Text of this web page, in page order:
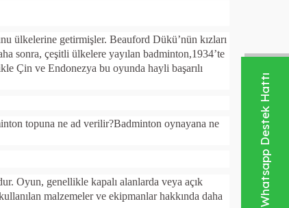
Whatsapp Destek Hattı
ülkelerine getirmişler. Beauford Dükü’nün kızları
sonra, çeşitli ülkelere yayılan badminton,1934’te
Çin ve Endonezya bu oyunda hayli başarılı
topuna ne ad verilir?Badminton oynayana ne
Oyun, genellikle kapalı alanlarda veya açık
malzemeler ve ekipmanlar hakkında daha